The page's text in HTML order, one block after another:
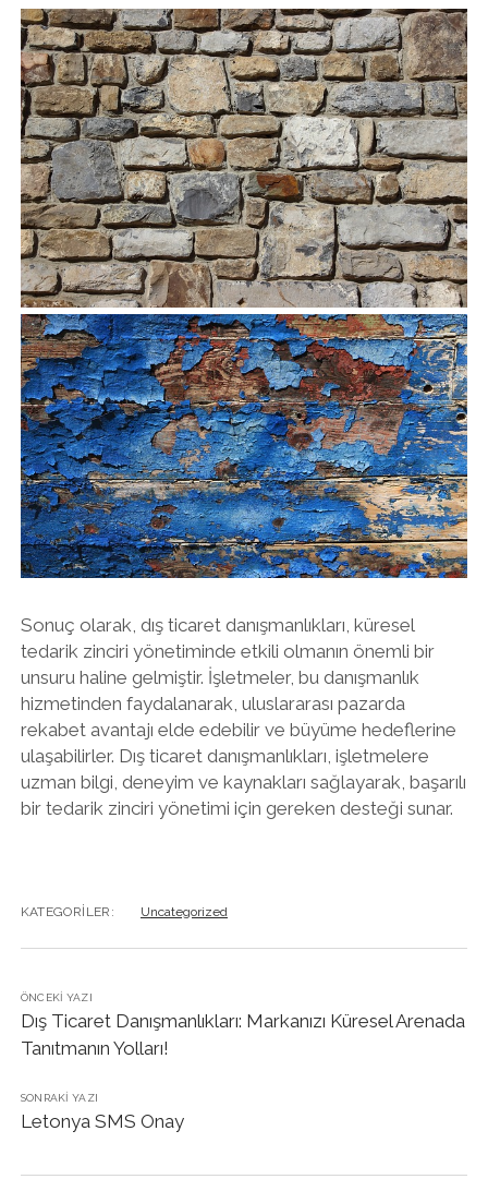
Sonuç olarak, dış ticaret danışmanlıkları, küresel
tedarik zinciri yönetiminde etkili olmanın önemli bir
unsuru haline gelmiştir. İşletmeler, bu danışmanlık
hizmetinden faydalanarak, uluslararası pazarda
rekabet avantajı elde edebilir ve büyüme hedeflerine
ulaşabilirler. Dış ticaret danışmanlıkları, işletmelere
uzman bilgi, deneyim ve kaynakları sağlayarak, başarılı
bir tedarik zinciri yönetimi için gereken desteği sunar.
KATEGORILER: Uncategorized
ÖNCEKI YAZI
Dış Ticaret Danışmanlıkları: Markanızı Küresel Arenada
Tanıtmanın Yolları!
SONRAKI YAZI
Letonya SMS Onay